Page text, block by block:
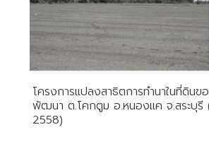
โครงการแปลงสาธิตการทำนาในที่ดินข
พัฒนา ต.โคกตูม อ.หนองแค จ.สระบุรี
2558)